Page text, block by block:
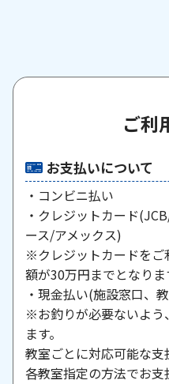
ご利
お支払いについて
・コンビニ払い
・クレジットカード
ース/アメックス)
※クレジットカードをご
額が30万円までとなりま
・現金払い(施設窓口、
※お釣りが必要ないよう
ます。
教室ごとに対応可能な支
各教室指定の方法でお支